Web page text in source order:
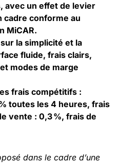
avec un effet de levier
cadre conforme au
MiCAR.
la simplicité et la
fluide, frais clairs,
modes de marge
frais compétitifs :
toutes les 4 heures, frais
vente : 0,3 %, frais de
dans le cadre d’une